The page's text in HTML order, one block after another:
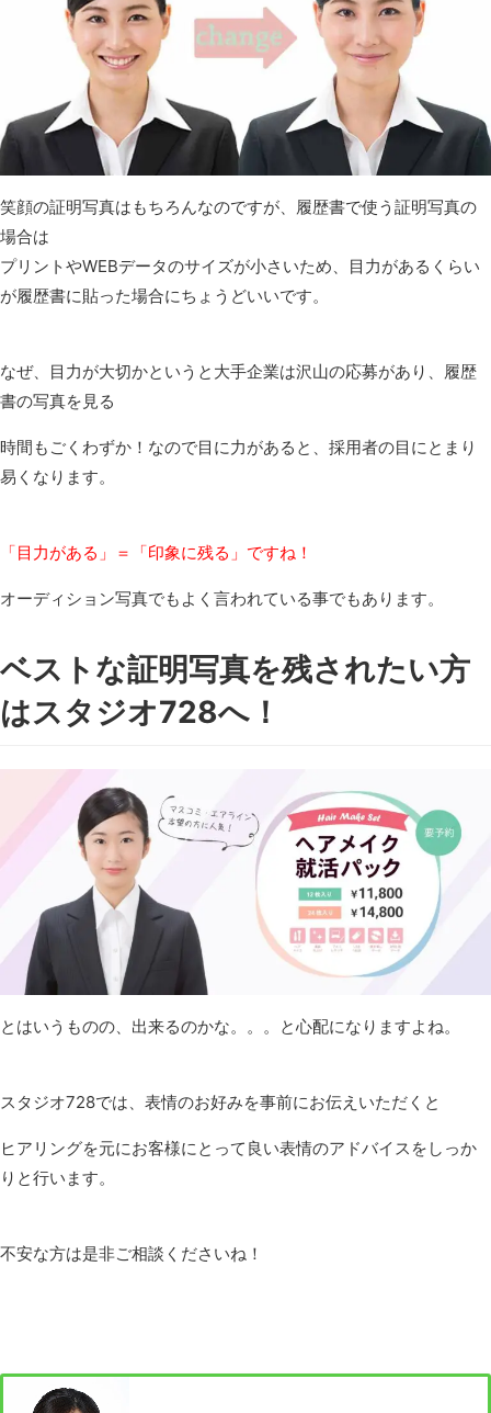
笑顔の証明写真はもちろんなのですが、履歴書で使う証明写真の
場合は
プリントやWEBデータのサイズが小さいため、目力があるくらい
が履歴書に貼った場合にちょうどいいです。
なぜ、目力が大切かというと大手企業は沢山の応募があり、履歴
書の写真を見る
時間もごくわずか！なので目に力があると、採用者の目にとまり
易くなります。
「目力がある」＝「印象に残る」ですね！
オーディション写真でもよく言われている事でもあります。
ベストな証明写真を残されたい方
はスタジオ728へ！
とはいうものの、出来るのかな。。。と心配になりますよね。
スタジオ728では、表情のお好みを事前にお伝えいただくと
ヒアリングを元にお客様にとって良い表情のアドバイスをしっか
りと行います。
不安な方は是非ご相談くださいね！